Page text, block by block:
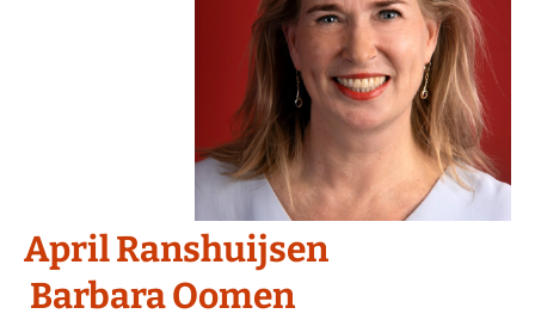
April Ranshuijsen
Barbara Oomen